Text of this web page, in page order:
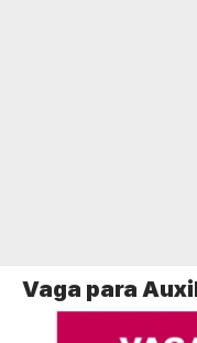
Vaga para